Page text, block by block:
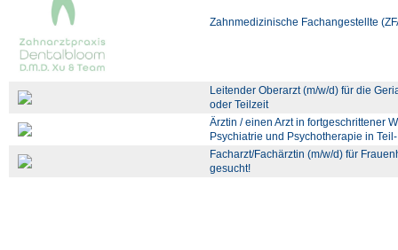
Zahnmedizinische Fachangestellte
Leitender Oberarzt (m/w/d) für die
oder Teilzeit
Ärztin / einen Arzt in fortgeschrittener
Psychiatrie und Psychotherapie in
Facharzt/Fachärztin (m/w/d) für
gesucht!